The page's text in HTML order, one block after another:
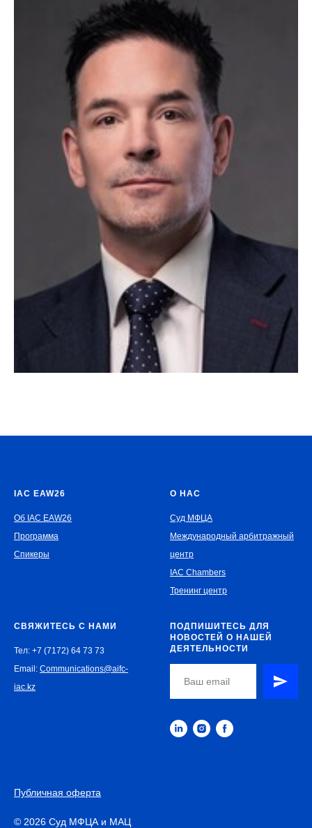
IAC EAW26
Об IAC EAW26
Программа
Спикеры
О НАС
Суд МФЦА
Международный арбитражный
центр
IAC Chambers
Тренинг центр
СВЯЖИТЕСЬ С НАМИ
Тел: +7 (7172) 64 73 73
Email: Communications@aifc-
iac.kz
ПОДПИШИТЕСЬ ДЛЯ
НОВОСТЕЙ О НАШЕЙ
ДЕЯТЕЛЬНОСТИ
Публичная оферта
© 2026 Суд МФЦА и МАЦ